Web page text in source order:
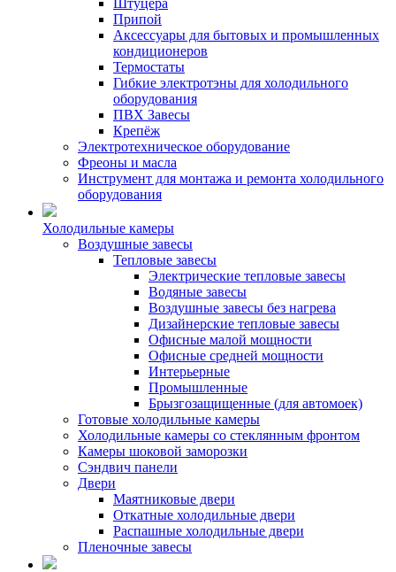
Штуцера
Припой
Аксессуары для бытовых и промышленных
кондиционеров
Термостаты
Гибкие электротэны для холодильного
оборудования
ПВХ Завесы
Крепёж
Электротехническое оборудование
Фреоны и масла
Инструмент для монтажа и ремонта холодильного
оборудования
Холодильные камеры
Воздушные завесы
Тепловые завесы
Электрические тепловые завесы
Водяные завесы
Воздушные завесы без нагрева
Дизайнерские тепловые завесы
Офисные малой мощности
Офисные средней мощности
Интерьерные
Промышленные
Брызгозащищенные (для автомоек)
Готовые холодильные камеры
Холодильные камеры со стеклянным фронтом
Камеры шоковой заморозки
Сэндвич панели
Двери
Маятниковые двери
Откатные холодильные двери
Распашные холодильные двери
Пленочные завесы